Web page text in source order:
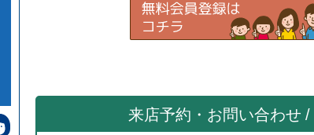
来店予約・お問い合わせ /